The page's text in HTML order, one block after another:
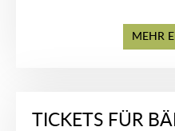
MEHR
TICKETS FÜR